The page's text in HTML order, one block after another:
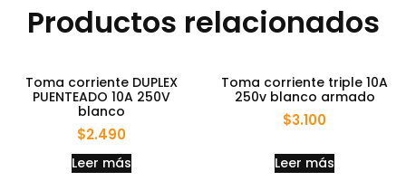
Productos relacionados
Toma corriente DUPLEX
PUENTEADO 10A 250V
blanco
$2.490
Leer más
Toma corriente triple 10A
250v blanco armado
$3.100
Leer más